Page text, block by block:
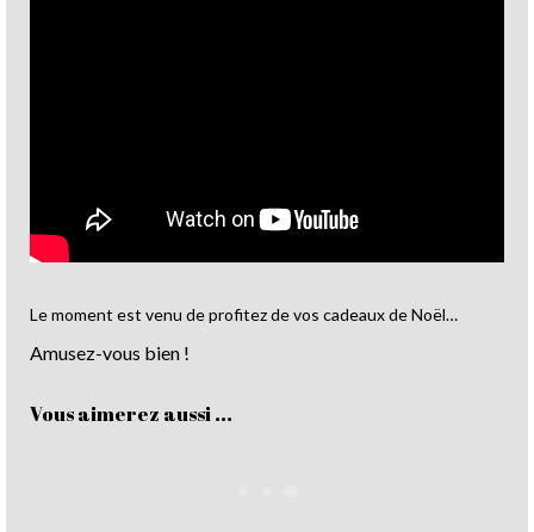
Le moment est venu de profitez de vos cadeaux de Noël…
Amusez-vous bien !
Vous aimerez aussi ...